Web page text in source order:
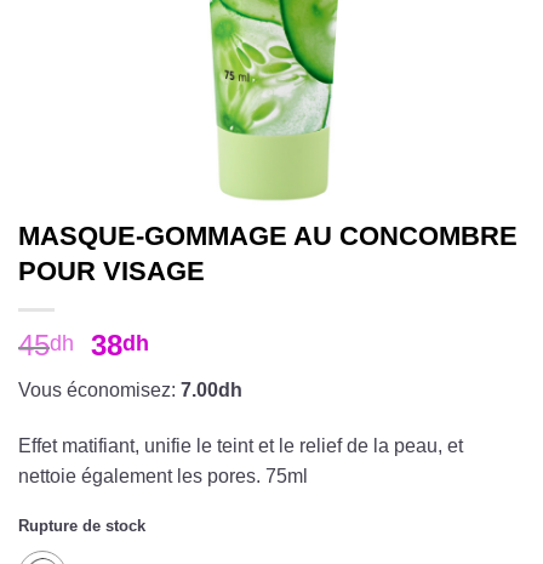
MASQUE-GOMMAGE AU CONCOMBRE
POUR VISAGE
45dh 38dh
Vous économisez: 7.00dh
Effet matifiant, unifie le teint et le relief de la peau, et
nettoie également les pores. 75ml
Rupture de stock